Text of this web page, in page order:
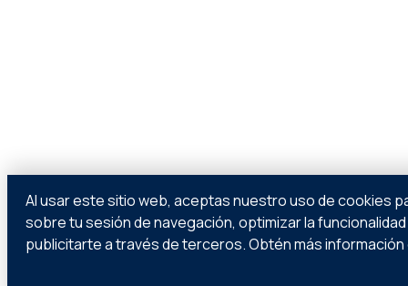
Al usar este sitio web, aceptas nuestro uso de cookies
sobre tu sesión de navegación, optimizar la
publicitarte a través de terceros. Obtén más